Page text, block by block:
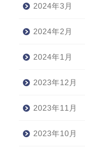
2024年3月
2024年2月
2024年1月
2023年12月
2023年11月
2023年10月